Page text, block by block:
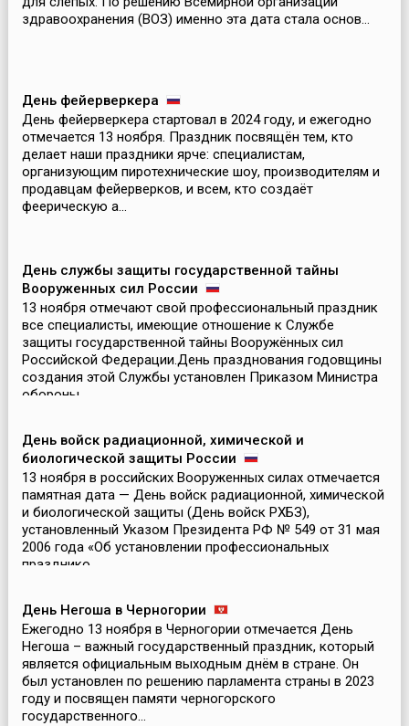
здравоохранения (ВОЗ) именно эта дата стала основ...
День фейерверкера
День фейерверкера стартовал в 2024 году, и ежегодно
отмечается 13 ноября. Праздник посвящён тем, кто
делает наши праздники ярче: специалистам,
организующим пиротехнические шоу, производителям и
продавцам фейерверков, и всем, кто создаёт
феерическую а...
День службы защиты государственной тайны
Вооруженных сил России
13 ноября отмечают свой профессиональный праздник
все специалисты, имеющие отношение к Службе
защиты государственной тайны Вооружённых сил
Российской Федерации.День празднования годовщины
создания этой Службы установлен Приказом Министра
обороны ...
День войск радиационной, химической и
биологической защиты России
13 ноября в российских Вооруженных силах отмечается
памятная дата — День войск радиационной, химической
и биологической защиты (День войск РХБЗ),
установленный Указом Президента РФ № 549 от 31 мая
2006 года «Об установлении профессиональных
празднико...
День Негоша в Черногории
Ежегодно 13 ноября в Черногории отмечается День
Негоша – важный государственный праздник, который
является официальным выходным днём в стране. Он
был установлен по решению парламента страны в 2023
году и посвящен памяти черногорского
государственного...